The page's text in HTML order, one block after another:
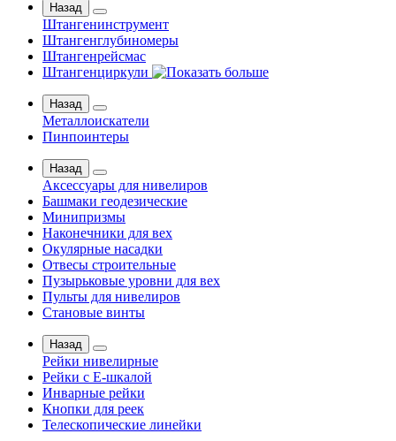
Назад
Штангенинструмент
Штангенглубиномеры
Штангенрейсмас
Штангенциркули
Назад
Металлоискатели
Пинпоинтеры
Назад
Аксессуары для нивелиров
Башмаки геодезические
Минипризмы
Наконечники для вех
Окулярные насадки
Отвесы строительные
Пузырьковые уровни для вех
Пульты для нивелиров
Становые винты
Назад
Рейки нивелирные
Рейки с Е-шкалой
Инварные рейки
Кнопки для реек
Телескопические линейки